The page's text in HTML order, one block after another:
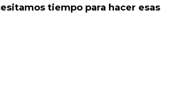
tiempo para hacer esas